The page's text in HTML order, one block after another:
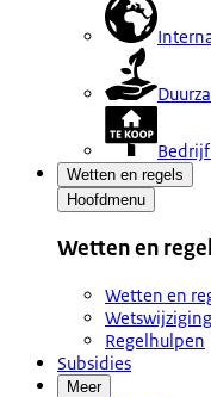
Wetten en regels
Hoofdmenu
Wetten en
Wetten en
Regelhulpen
Subsidies
Meer